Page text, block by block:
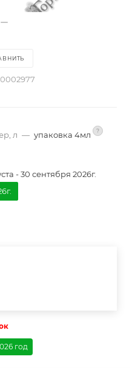
л — упаковка 4мл ?
- 30 сентября 2026г.
год